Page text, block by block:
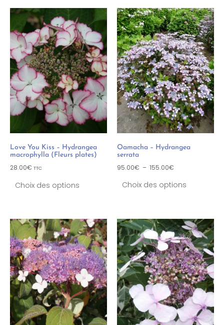
Love You Kiss – Hydrangea
macrophylla (Fleurs plates)
28.00€ TTC
Choix des options
Oamacha – Hydrangea
serrata
95.00€ – 155.00€
Choix des options